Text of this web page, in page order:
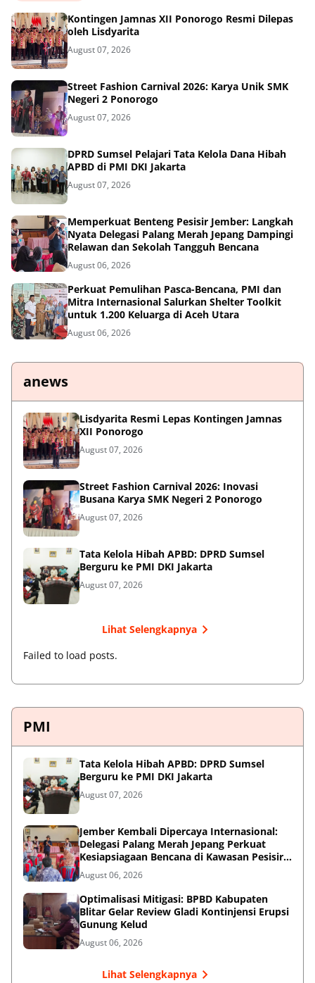
Kontingen Jamnas XII Ponorogo Resmi Dilepas
oleh Lisdyarita
August 07, 2026
Street Fashion Carnival 2026: Karya Unik SMK
Negeri 2 Ponorogo
August 07, 2026
DPRD Sumsel Pelajari Tata Kelola Dana Hibah
APBD di PMI DKI Jakarta
August 07, 2026
Memperkuat Benteng Pesisir Jember: Langkah
Nyata Delegasi Palang Merah Jepang Dampingi
Relawan dan Sekolah Tangguh Bencana
August 06, 2026
Perkuat Pemulihan Pasca-Bencana, PMI dan
Mitra Internasional Salurkan Shelter Toolkit
untuk 1.200 Keluarga di Aceh Utara
August 06, 2026
anews
Lisdyarita Resmi Lepas Kontingen Jamnas
XII Ponorogo
August 07, 2026
Street Fashion Carnival 2026: Inovasi
Busana Karya SMK Negeri 2 Ponorogo
August 07, 2026
Tata Kelola Hibah APBD: DPRD Sumsel
Berguru ke PMI DKI Jakarta
August 07, 2026
Lihat Selengkapnya
Failed to load posts.
PMI
Tata Kelola Hibah APBD: DPRD Sumsel
Berguru ke PMI DKI Jakarta
August 07, 2026
Jember Kembali Dipercaya Internasional:
Delegasi Palang Merah Jepang Perkuat
Kesiapsiagaan Bencana di Kawasan Pesisir
dan Sekolah
August 06, 2026
Optimalisasi Mitigasi: BPBD Kabupaten
Blitar Gelar Review Gladi Kontinjensi Erupsi
Gunung Kelud
August 06, 2026
Lihat Selengkapnya